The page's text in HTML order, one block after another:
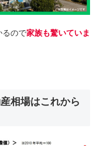
るので家族も驚いていま
相場はこれから